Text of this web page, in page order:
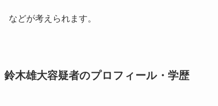
などが考えられます。
鈴木雄大容疑者のプロフィール・学歴